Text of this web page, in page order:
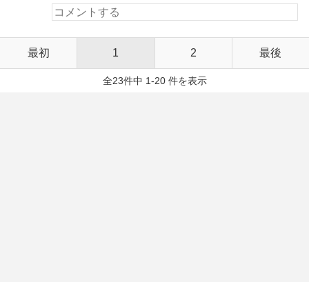
最初 1 2 最後
全23件中 1-20 件を表示